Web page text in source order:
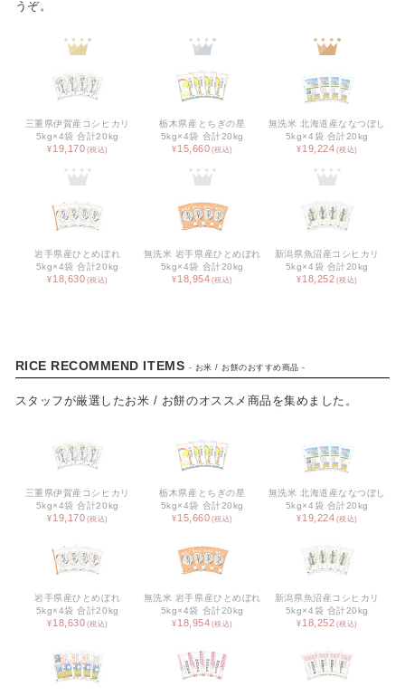
FEATURE
CATEGORY
食器
キッチン用品
バス用品
ベビー / キッズ用品
生活雑貨
ファッション雑貨
アクセサリー雑貨
寝具
うぞ。
三重県伊賀産コシヒカリ
5kg×4袋 合計20kg
19,170
栃木県産とちぎの星
5kg×4袋 合計20kg
15,660
無洗米 北海道産ななつぼし
5kg×4袋 合計20kg
19,224
岩手県産ひとめぼれ
5kg×4袋 合計20kg
18,630
無洗米 岩手県産ひとめぼれ
5kg×4袋 合計20kg
18,954
新潟県魚沼産コシヒカリ
5kg×4袋 合計20kg
18,252
RICE RECOMMEND ITEMS - お米 / お餅のおすすめ商品 -
スタッフが厳選したお米 / お餅のオススメ商品を集めました。
三重県伊賀産コシヒカリ
5kg×4袋 合計20kg
19,170
栃木県産とちぎの星
5kg×4袋 合計20kg
15,660
無洗米 北海道産ななつぼし
5kg×4袋 合計20kg
19,224
岩手県産ひとめぼれ
5kg×4袋 合計20kg
18,630
無洗米 岩手県産ひとめぼれ
5kg×4袋 合計20kg
18,954
新潟県魚沼産コシヒカリ
5kg×4袋 合計20kg
18,252